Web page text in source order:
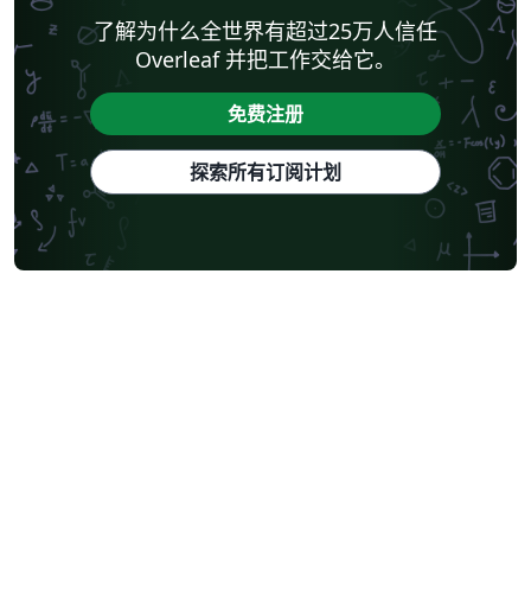
了解为什么全世界有超过25万人信任
Overleaf 并把工作交给它。
免费注册
探索所有订阅计划